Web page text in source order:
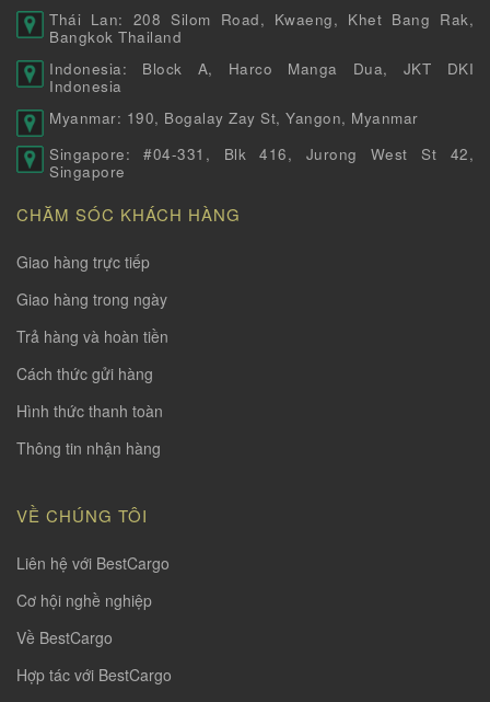
Thái Lan: 208 Silom Road, Kwaeng, Khet Bang Rak,
Bangkok Thailand
Indonesia: Block A, Harco Manga Dua, JKT DKI
Indonesia
Myanmar: 190, Bogalay Zay St, Yangon, Myanmar
Singapore: #04-331, Blk 416, Jurong West St 42,
Singapore
CHĂM SÓC KHÁCH HÀNG
Giao hàng trực tiếp
Giao hàng trong ngày
Trả hàng và hoàn tiền
Cách thức gửi hàng
Hình thức thanh toàn
Thông tin nhận hàng
VỀ CHÚNG TÔI
Liên hệ với BestCargo
Cơ hội nghề nghiệp
Về BestCargo
Hợp tác với BestCargo